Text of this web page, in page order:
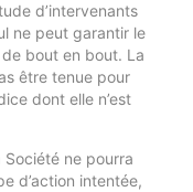
d’intervenants
ne peut garantir le
bout en bout. La
être tenue pour
dont elle n’est
Société ne pourra
d’action intentée,